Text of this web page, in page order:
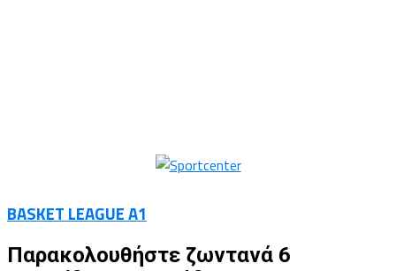
BASKET LEAGUE A1
Παρακολουθήστε ζωντανά 6